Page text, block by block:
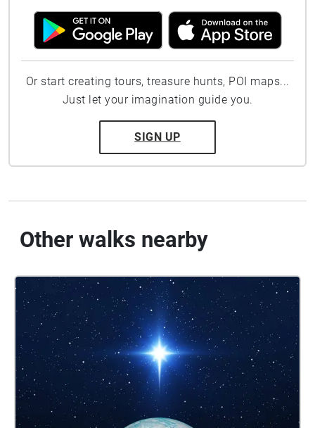
Or start creating tours, treasure hunts, POI maps...
Just let your imagination guide you.
SIGN UP
Other walks nearby